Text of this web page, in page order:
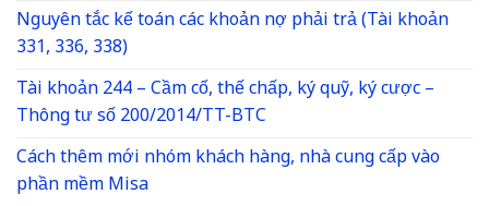
Nguyên tắc kế toán các khoản nợ phải trả (Tài khoản
331, 336, 338)
Tài khoản 244 – Cầm cố, thế chấp, ký quỹ, ký cược –
Thông tư số 200/2014/TT-BTC
Cách thêm mới nhóm khách hàng, nhà cung cấp vào
phần mềm Misa